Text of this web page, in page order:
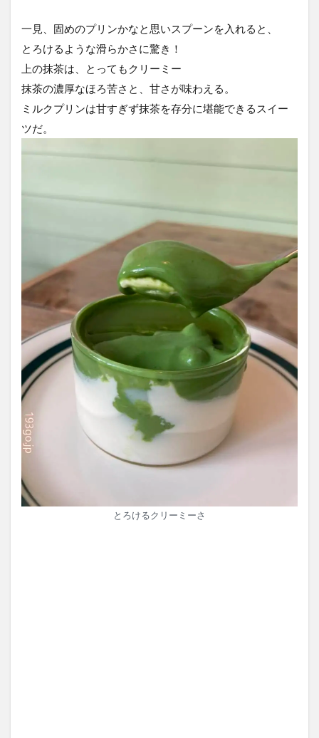
一見、固めのプリンかなと思いスプーンを入れると、
とろけるような滑らかさに驚き！
上の抹茶は、とってもクリーミー
抹茶の濃厚なほろ苦さと、甘さが味わえる。
ミルクプリンは甘すぎず抹茶を存分に堪能できるスイー
ツだ。
とろけるクリーミーさ